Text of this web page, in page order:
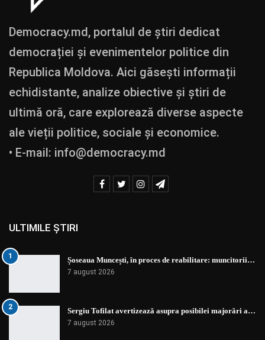
Democracy.md, portalul de știri dedicat
democrației și evenimentelor politice din
Republica Moldova. Aici găsești informații
echidistante, analize obiective și știri de
ultimă oră, care explorează diverse aspecte
ale vieții politice, sociale și economice.
• E-mail: info@democracy.md
ULTIMILE ȘTIRI
1 Șoseaua Muncești, în proces de reabilitare: muncitorii…
7 august 2026
2 Sergiu Tofilat avertizează asupra posibilei majorări a…
7 august 2026